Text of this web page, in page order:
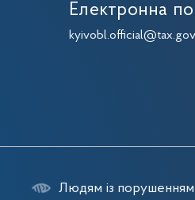
Електронна
Людям із